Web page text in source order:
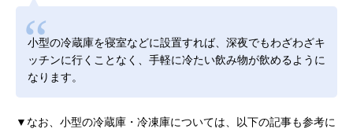
小型の冷蔵庫を寝室などに設置すれば、深夜でもわざわざキ
ッチンに行くことなく、手軽に冷たい飲み物が飲めるように
なります。
▼なお、小型の冷蔵庫・冷凍庫については、以下の記事も参考に